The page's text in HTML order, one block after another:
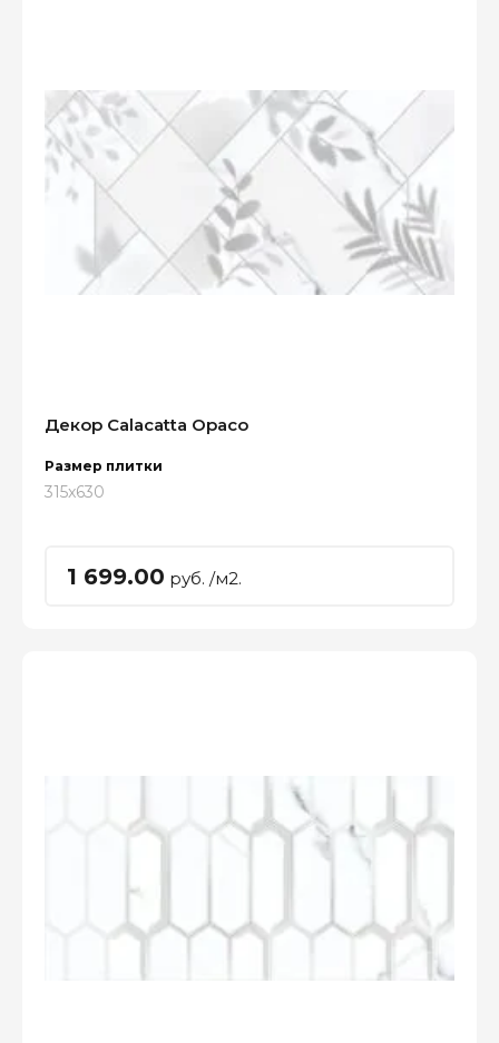
Декор Calacatta Opaco
Размер плитки
315x630
1 699.00 руб. /м2.